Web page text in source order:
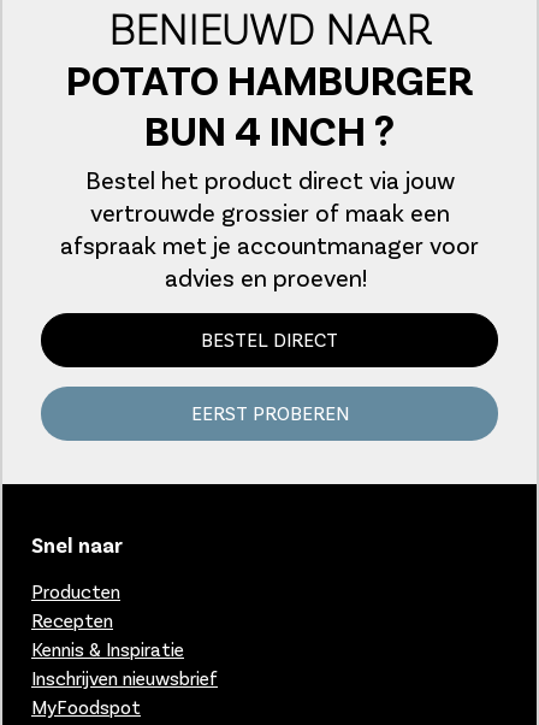
BENIEUWD NAAR
POTATO HAMBURGER
BUN 4 INCH ?
Bestel het product direct via jouw
vertrouwde grossier of maak een
afspraak met je accountmanager voor
advies en proeven!
BESTEL DIRECT
EERST PROBEREN
Snel naar
Producten
Recepten
Kennis & Inspiratie
Inschrijven nieuwsbrief
MyFoodspot